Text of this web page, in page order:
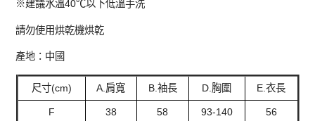
※建議水溫40℃以下低溫手洗
請勿使用烘乾機烘乾
產地：中國
尺寸(cm) A.肩寬 B.袖長 D.胸圍 E.衣長
F 38 58 93-140 56